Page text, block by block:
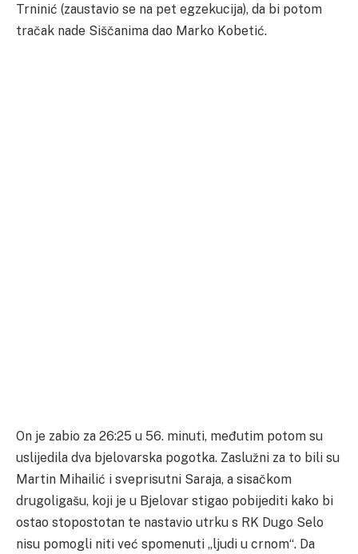
Trninić (zaustavio se na pet egzekucija), da bi potom
tračak nade Siščanima dao Marko Kobetić.
On je zabio za 26:25 u 56. minuti, međutim potom su
uslijedila dva bjelovarska pogotka. Zaslužni za to bili su
Martin Mihailić i sveprisutni Saraja, a sisačkom
drugoligašu, koji je u Bjelovar stigao pobijediti kako bi
ostao stopostotan te nastavio utrku s RK Dugo Selo
nisu pomogli niti već spomenuti „ljudi u crnom“. Da